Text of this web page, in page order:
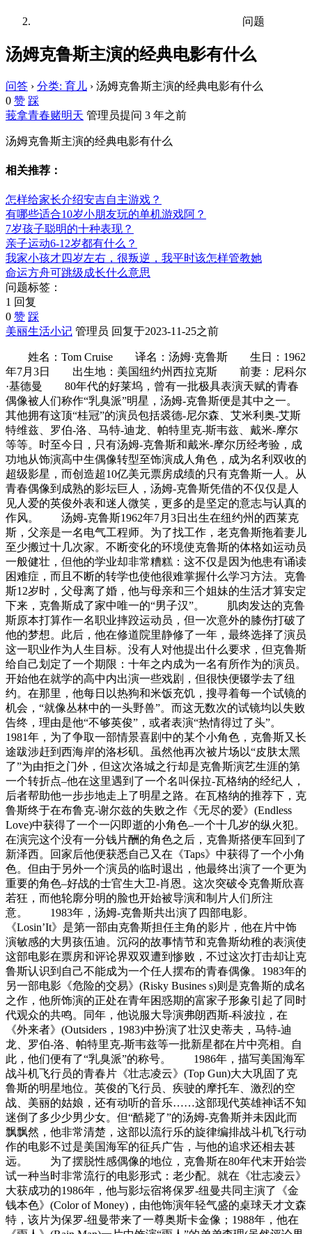
问题
汤姆克鲁斯主演的经典电影有什么
问答 › 分类: 育儿 › 汤姆克鲁斯主演的经典电影有什么
0 赞 踩
莪拿青春赌明天 管理员提问 3 年之前
汤姆克鲁斯主演的经典电影有什么
相关推荐：
怎样给家长介绍安吉自主游戏？
有哪些适合10岁小朋友玩的单机游戏阿？
7岁孩子聪明的十种表现？
亲子运动6-12岁都有什么？
我家小孩才四岁左右，很叛逆，我平时该怎样管教她
命运方舟可跳级成长什么意思
问题标签：
1 回复
0 赞 踩
美丽生活小记 管理员 回复于2023-11-25之前
姓名：Tom Cruise 译名：汤姆·克鲁斯 生日：1962
年7月3日 出生地：美国纽约州西拉克斯 前妻：尼科尔
·基德曼 80年代的好莱坞，曾有一批极具表演天赋的青春
偶像被人们称作“乳臭派”明星，汤姆-克鲁斯便是其中之一。
其他拥有这顶“桂冠”的演员包括裘德-尼尔森、艾米利奥-艾斯
特维兹、罗伯-洛、马特-迪龙、帕特里克-斯韦兹、戴米-摩尔
等等。时至今日，只有汤姆-克鲁斯和戴米-摩尔历经考验，成
功地从饰演高中生偶像转型至饰演成人角色，成为名利双收的
超级影星，而创造超10亿美元票房成绩的只有克鲁斯一人。从
青春偶像到成熟的影坛巨人，汤姆-克鲁斯凭借的不仅仅是人
见人爱的英俊外表和迷人微笑，更多的是坚定的意志与认真的
作风。 汤姆-克鲁斯1962年7月3日出生在纽约州的西莱克
斯，父亲是一名电气工程师。为了找工作，老克鲁斯拖着妻儿
至少搬过十几次家。不断变化的环境使克鲁斯的体格如运动员
一般健壮，但他的学业却非常糟糕：这不仅是因为他患有诵读
困难症，而且不断的转学也使他很难掌握什么学习方法。克鲁
斯12岁时，父母离了婚，他与母亲和三个姐妹的生活才算安定
下来，克鲁斯成了家中唯一的“男子汉”。 肌肉发达的克鲁
斯原本打算作一名职业摔跤运动员，但一次意外的膝伤打破了
他的梦想。此后，他在修道院里静修了一年，最终选择了演员
这一职业作为人生目标。没有人对他提出什么要求，但克鲁斯
给自己划定了一个期限：十年之内成为一名有所作为的演员。
开始他在就学的高中内出演一些戏剧，但很快便辍学去了纽
约。在那里，他每日以热狗和米饭充饥，搜寻着每一个试镜的
机会，“就像丛林中的一头野兽”。而这无数次的试镜均以失败
告终，理由是他“不够英俊”，或者表演“热情得过了头”。
1981年，为了争取一部情景喜剧中的某个小角色，克鲁斯又长
途跋涉赶到西海岸的洛杉矶。虽然他再次被片场以“皮肤太黑
了”为由拒之门外，但这次洛城之行却是克鲁斯演艺生涯的第
一个转折点–他在这里遇到了一个名叫保拉-瓦格纳的经纪人，
后者帮助他一步步地走上了明星之路。在瓦格纳的推荐下，克
鲁斯终于在布鲁克-谢尔兹的失败之作《无尽的爱》(Endless
Love)中获得了一个一闪即逝的小角色–一个十几岁的纵火犯。
在演完这个没有一分钱片酬的角色之后，克鲁斯搭便车回到了
新泽西。回家后他便获悉自己又在《Taps》中获得了一个小角
色。但由于另外一个演员的临时退出，他最终出演了一个更为
重要的角色–好战的士官生大卫-肖恩。这次突破令克鲁斯欣喜
若狂，而他轮廓分明的脸也开始被导演和制片人们所注
意。 1983年，汤姆-克鲁斯共出演了四部电影。
《Losin’It》是第一部由克鲁斯担任主角的影片，他在片中饰
演敏感的大男孩伍迪。沉闷的故事情节和克鲁斯幼稚的表演使
这部电影在票房和评论界双双遭到惨败，不过这次打击却让克
鲁斯认识到自己不能成为一个任人摆布的青春偶像。1983年的
另一部电影《危险的交易》(Risky Busines s)则是克鲁斯的成名
之作，他所饰演的正处在青年困惑期的富家子形象引起了同时
代观众的共鸣。同年，他说服大导演弗朗西斯-科波拉，在
《外来者》(Outsiders，1983)中扮演了壮汉史蒂夫，马特-迪
龙、罗伯-洛、帕特里克-斯韦兹等一批新星都在片中亮相。自
此，他们便有了“乳臭派”的称号。 1986年，描写美国海军
战斗机飞行员的青春片《壮志凌云》(Top Gun)大大巩固了克
鲁斯的明星地位。英俊的飞行员、疾驶的摩托车、激烈的空
战、美丽的姑娘，还有动听的音乐……这部现代英雄神话不知
迷倒了多少少男少女。但“酷毙了”的汤姆-克鲁斯并未因此而
飘飘然，他非常清楚，这部以流行乐的旋律编排战斗机飞行动
作的电影不过是美国海军的征兵广告，与他的追求还相去甚
远。 为了摆脱性感偶像的地位，克鲁斯在80年代末开始尝
试一种当时非常流行的电影形式：老少配。就在《壮志凌云》
大获成功的1986年，他与影坛宿将保罗-纽曼共同主演了《金
钱本色》(Color of Money)，由他饰演年轻气盛的桌球天才文森
特，该片为保罗-纽曼带来了一尊奥斯卡金像；1988年，他在